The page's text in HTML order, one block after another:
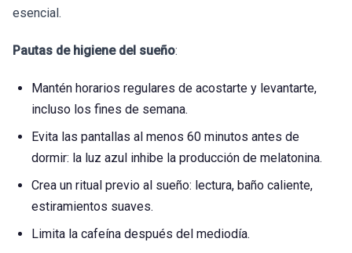
esencial.
Pautas de higiene del sueño:
Mantén horarios regulares de acostarte y levantarte,
incluso los fines de semana.
Evita las pantallas al menos 60 minutos antes de
dormir: la luz azul inhibe la producción de melatonina.
Crea un ritual previo al sueño: lectura, baño caliente,
estiramientos suaves.
Limita la cafeína después del mediodía.